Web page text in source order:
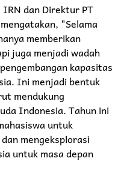
dan Direktur PT
"Selama
memberikan
juga menjadi wadah
kapasitas
Ini menjadi bentuk
mendukung
Indonesia. Tahun ini
untuk
mengeksplorasi
untuk masa depan